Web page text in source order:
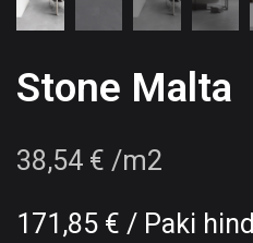
Stone Malta
38,54 € /m2
171,85 € / Paki hind